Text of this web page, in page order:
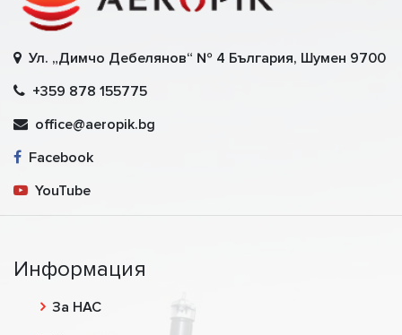
Ул. „Димчо Дебелянов“ № 4 България, Шумен 9700
+359 878 155775
office@aeropik.bg
Facebook
YouTube
Информация
За НАС